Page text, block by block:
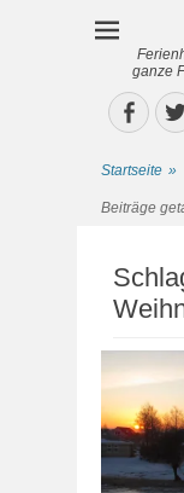
ganze
Startseite »
Beiträge